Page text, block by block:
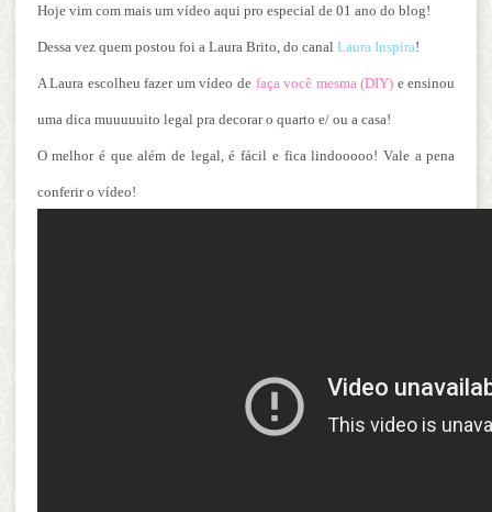
Hoje vim com mais um vídeo aqui pro especial de 01 ano do blog!
Dessa vez quem postou foi a Laura Brito, do canal Laura Inspira!
A Laura escolheu fazer um vídeo de faça você mesma (DIY) e ensinou
uma dica muuuuuito legal pra decorar o quarto e/ ou a casa!
O melhor é que além de legal, é fácil e fica lindooooo! Vale a pena
conferir o vídeo!